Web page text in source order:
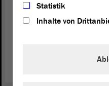
Die Koalition hat mit ihren
Schaffung einer
Statistik
Inhalte von